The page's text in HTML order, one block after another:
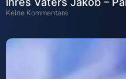
Keine Kommentare